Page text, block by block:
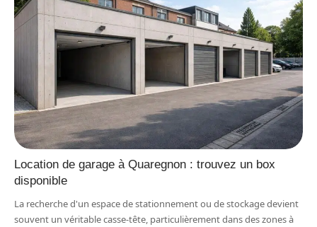
Location de garage à Quaregnon : trouvez un box
disponible
La recherche d'un espace de stationnement ou de stockage devient
souvent un véritable casse-tête, particulièrement dans des zones à